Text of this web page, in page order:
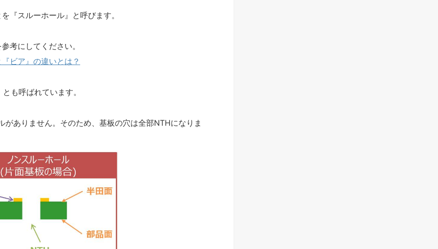
『スルーホール』と呼びます。
考にしてください。
ビア』の違いとは？
も呼ばれています。
がありません。そのため、基板の穴は全部NTHになりま